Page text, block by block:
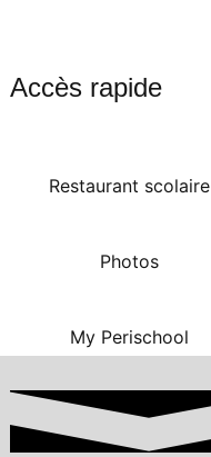
Accès rapide
Restaurant scolaire
Photos
My Perischool